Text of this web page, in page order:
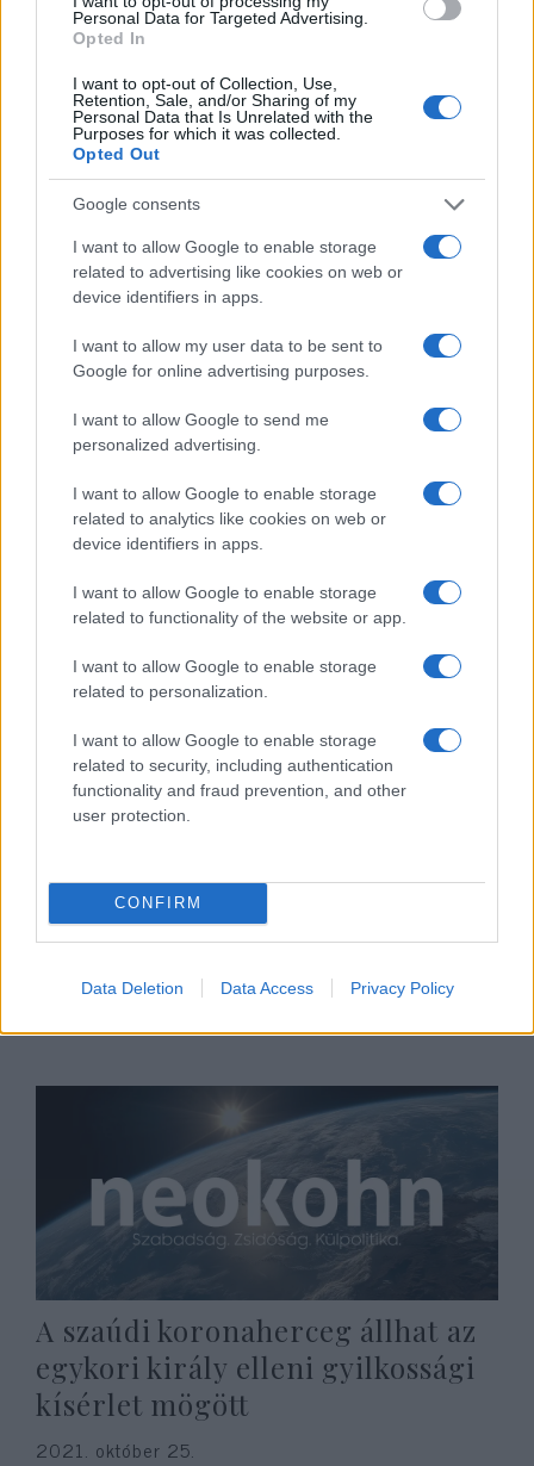
Personal Data for Targeted Advertising.
Opted In
I want to opt-out of Collection, Use,
Retention, Sale, and/or Sharing of my
Personal Data that Is Unrelated with the
Purposes for which it was collected.
Opted Out
Google consents
I want to allow Google to enable storage
related to advertising like cookies on web or
device identifiers in apps.
I want to allow my user data to be sent to
Google for online advertising purposes.
I want to allow Google to send me
personalized advertising.
I want to allow Google to enable storage
related to analytics like cookies on web or
device identifiers in apps.
I want to allow Google to enable storage
related to functionality of the website or app.
I want to allow Google to enable storage
related to personalization.
I want to allow Google to enable storage
related to security, including authentication
functionality and fraud prevention, and other
user protection.
CONFIRM
Data Deletion Data Access Privacy Policy
Sorost kritizálta a republikánus
politikus, most
antiszemitizmussal vádolják
„Férfinek” nevezte Biden
helyettesét, ezért zárolták a
képviselő Twitter-fiókját
2021. október 25.
A szaúdi koronaherceg állhat az
egykori király elleni gyilkossági
kísérlet mögött
2021. október 25.